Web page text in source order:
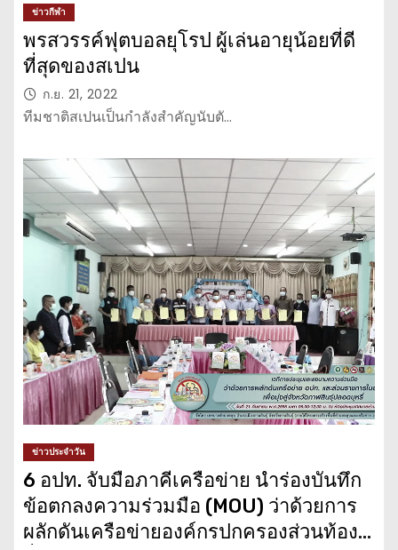
ข่าวกีฬา
พรสวรรค์ฟุตบอลยุโรป ผู้เล่นอายุน้อยที่ดี
ที่สุดของสเปน
ก.ย. 21, 2022
ทีมชาติสเปนเป็นกำลังสำคัญนับตั…
ข่าวประจำวัน
6 อปท. จับมือภาคีเครือข่าย นำร่องบันทึก
ข้อตกลงความร่วมมือ (MOU) ว่าด้วยการ
ผลักดันเครือข่ายองค์กรปกครองส่วนท้อง